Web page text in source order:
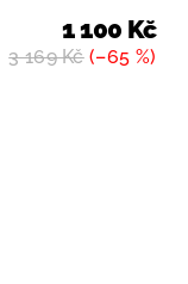
3 169 Kč(–65 %)
1 100 Kč